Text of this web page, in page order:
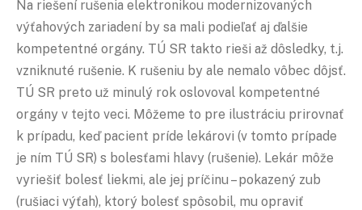
Na riešení rušenia elektronikou modernizovaných
výťahových zariadení by sa mali podieľať aj ďalšie
kompetentné orgány. TÚ SR takto rieši až dôsledky, t.j.
vzniknuté rušenie. K rušeniu by ale nemalo vôbec dôjsť.
TÚ SR preto už minulý rok oslovoval kompetentné
orgány v tejto veci. Môžeme to pre ilustráciu prirovnať
k prípadu, keď pacient príde lekárovi (v tomto prípade
je ním TÚ SR) s bolesťami hlavy (rušenie). Lekár môže
vyriešiť bolesť liekmi, ale jej príčinu – pokazený zub
(rušiaci výťah), ktorý bolesť spôsobil, mu opraviť